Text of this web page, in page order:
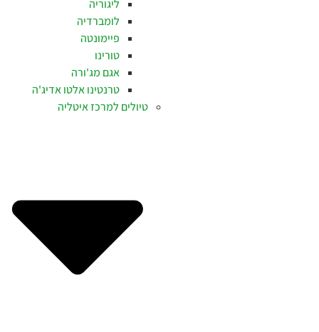
ליגוריה
לומברדיה
פיימונטה
טורינו
אגם מג'ורה
טרנטינו אלטו אדיג'ה
טיולים למרכז איטליה